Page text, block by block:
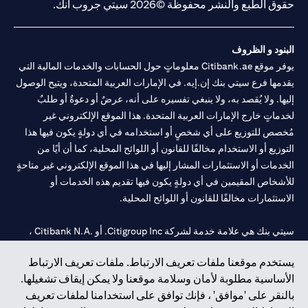
يستخدم موقعنا ملفات تعريف الارتباط. ملفات تعريف الارتباط
الأساسية مطلوبة لأمان وسلامة موقعنا ولا يمكن إيقاف تشغيلها.
بالنقر على 'موافق' ، فإنك توافق على استخدامنا لملفات تعريف
حقوق الطبع والنشر محفوظة ©2026 سيتي جروب انك.
البنود و الظروف
يوفر موقع Citibank.ae معلوماتٍ حول الحسابات والخدمات المالية التي
يقدمها فرع سيتي بنك إن.إيه. في الإمارات العربية المتحدة، ويتيح الوصول
إليها. ولا يُقصد به، ولا ينبغي تفسيره على أنه، عرضٌ أو دعوةٌ أو طلبٌ
لخدماتٍ خارج الإمارات العربية المتحدة. هذا الموقع الإلكتروني غير
مُخصص للتوزيع على أي شخصٍ أو استخدامه في أي دولةٍ يكون فيها هذا
التوزيع أو الاستخدام مخالفًا للقانون أو اللوائح المحلية، كما أن أيًا من
الخدمات أو الاستثمارات المشار إليها في هذا الموقع الإلكتروني غير متاحةٍ
للأشخاص المقيمين في أي دولةٍ يكون فيها تقديم هذه الخدمات أو
الاستثمارات مخالفًا للقانون أو اللوائح المحلية.
سيتي بنك هي علامة خدمة لشركة Citigroup Inc. أو .Citibank N.A ،
سيتي بنك إن. إيه. الإمارات مسجل لدى مصرف الإمارات المركزي تحت
أرقام التراخيص 202563 لفرع الوصل في دبي، 531989 لفرع مول